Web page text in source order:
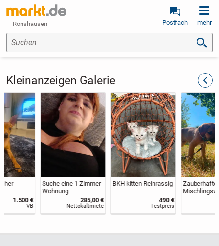
Ronshausen Postfach mehr
Suchen
Kleinanzeigen Galerie
Suche eine 1 Zimmer
Nettokaltmiete
BKH kitten Reinrassig
Zauberhafte
Mischlingswelpen
abzugeben